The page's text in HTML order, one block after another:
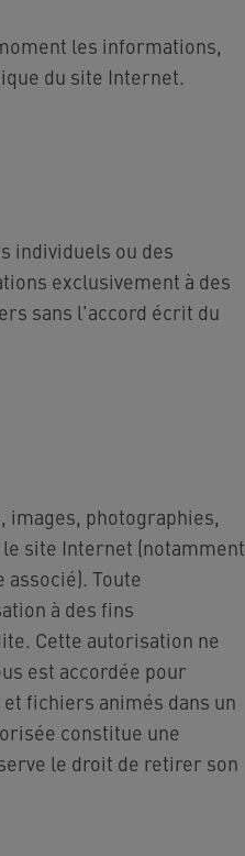
les informations,
du site Internet.
individuels ou des
exclusivement à des
sans l'accord écrit du
photographies,
site Internet (notamment
Toute
à des fins
Cette autorisation ne
est accordée pour
fichiers animés dans un
constitue une
le droit de retirer son